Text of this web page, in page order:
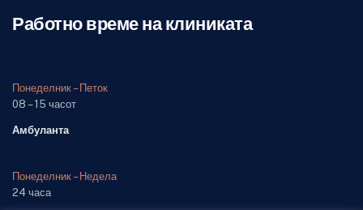
Работно време на клиниката
Понеделник – Петок
08 – 15 часот
Амбуланта
Понеделник – Недела
24 часа